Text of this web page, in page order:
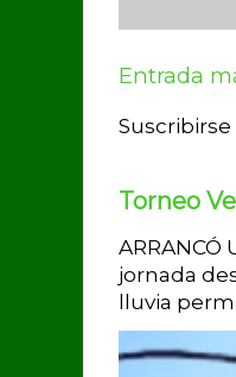
Entrada
Suscribirse
Torneo
ARRANCÓ
jornada
lluvia